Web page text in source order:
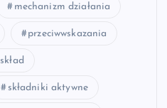
mechanizm działania
przeciwwskazania
skład
składniki aktywne